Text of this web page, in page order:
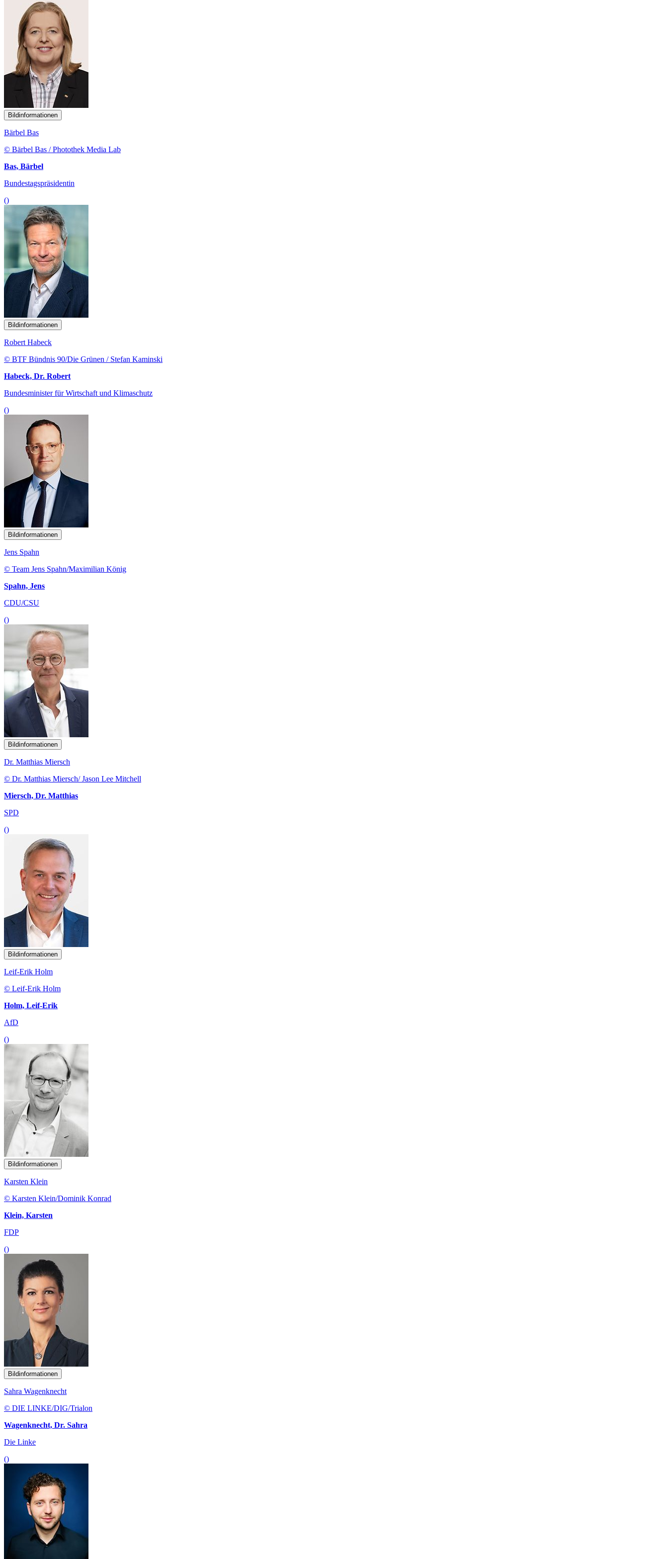
Bildinformationen
Bärbel Bas
© Bärbel Bas / Photothek Media Lab
Bas, Bärbel
Bundestagspräsidentin
()
Bildinformationen
Robert Habeck
© BTF Bündnis 90/Die Grünen / Stefan Kaminski
Habeck, Dr. Robert
Bundesminister für Wirtschaft und Klimaschutz
()
Bildinformationen
Jens Spahn
© Team Jens Spahn/Maximilian König
Spahn, Jens
CDU/CSU
()
Bildinformationen
Dr. Matthias Miersch
© Dr. Matthias Miersch/ Jason Lee Mitchell
Miersch, Dr. Matthias
SPD
()
Bildinformationen
Leif-Erik Holm
© Leif-Erik Holm
Holm, Leif-Erik
AfD
()
Bildinformationen
Karsten Klein
© Karsten Klein/Dominik Konrad
Klein, Karsten
FDP
()
Bildinformationen
Sahra Wagenknecht
© DIE LINKE/DIG/Trialon
Wagenknecht, Dr. Sahra
Die Linke
()